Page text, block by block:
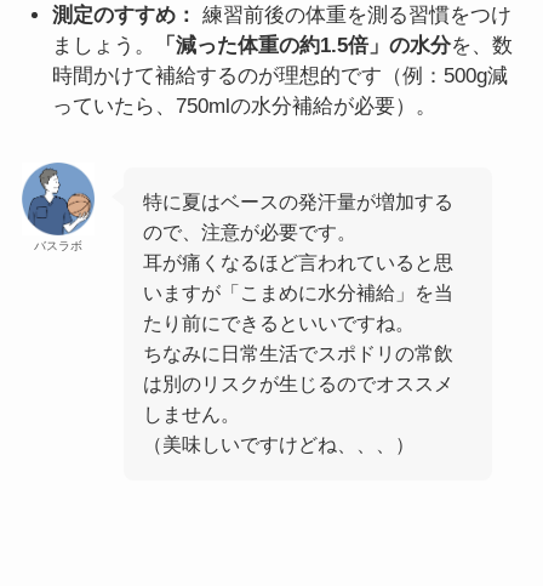
測定のすすめ： 練習前後の体重を測る習慣をつけ
ましょう。
「減った体重の約1.5倍」の水分を、数
時間かけて補給するのが理想的です（例：500g減
っていたら、750mlの水分補給が必要）。
バスラボ
特に夏はベースの発汗量が増加する
ので、注意が必要です。
耳が痛くなるほど言われていると思
いますが「こまめに水分補給」を当
たり前にできるといいですね。
ちなみに日常生活でスポドリの常飲
は別のリスクが生じるのでオススメ
しません。
（美味しいですけどね、、、）